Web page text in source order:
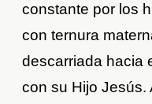
constante por los
con ternura
descarriada hacia
con su Hijo Jesús.